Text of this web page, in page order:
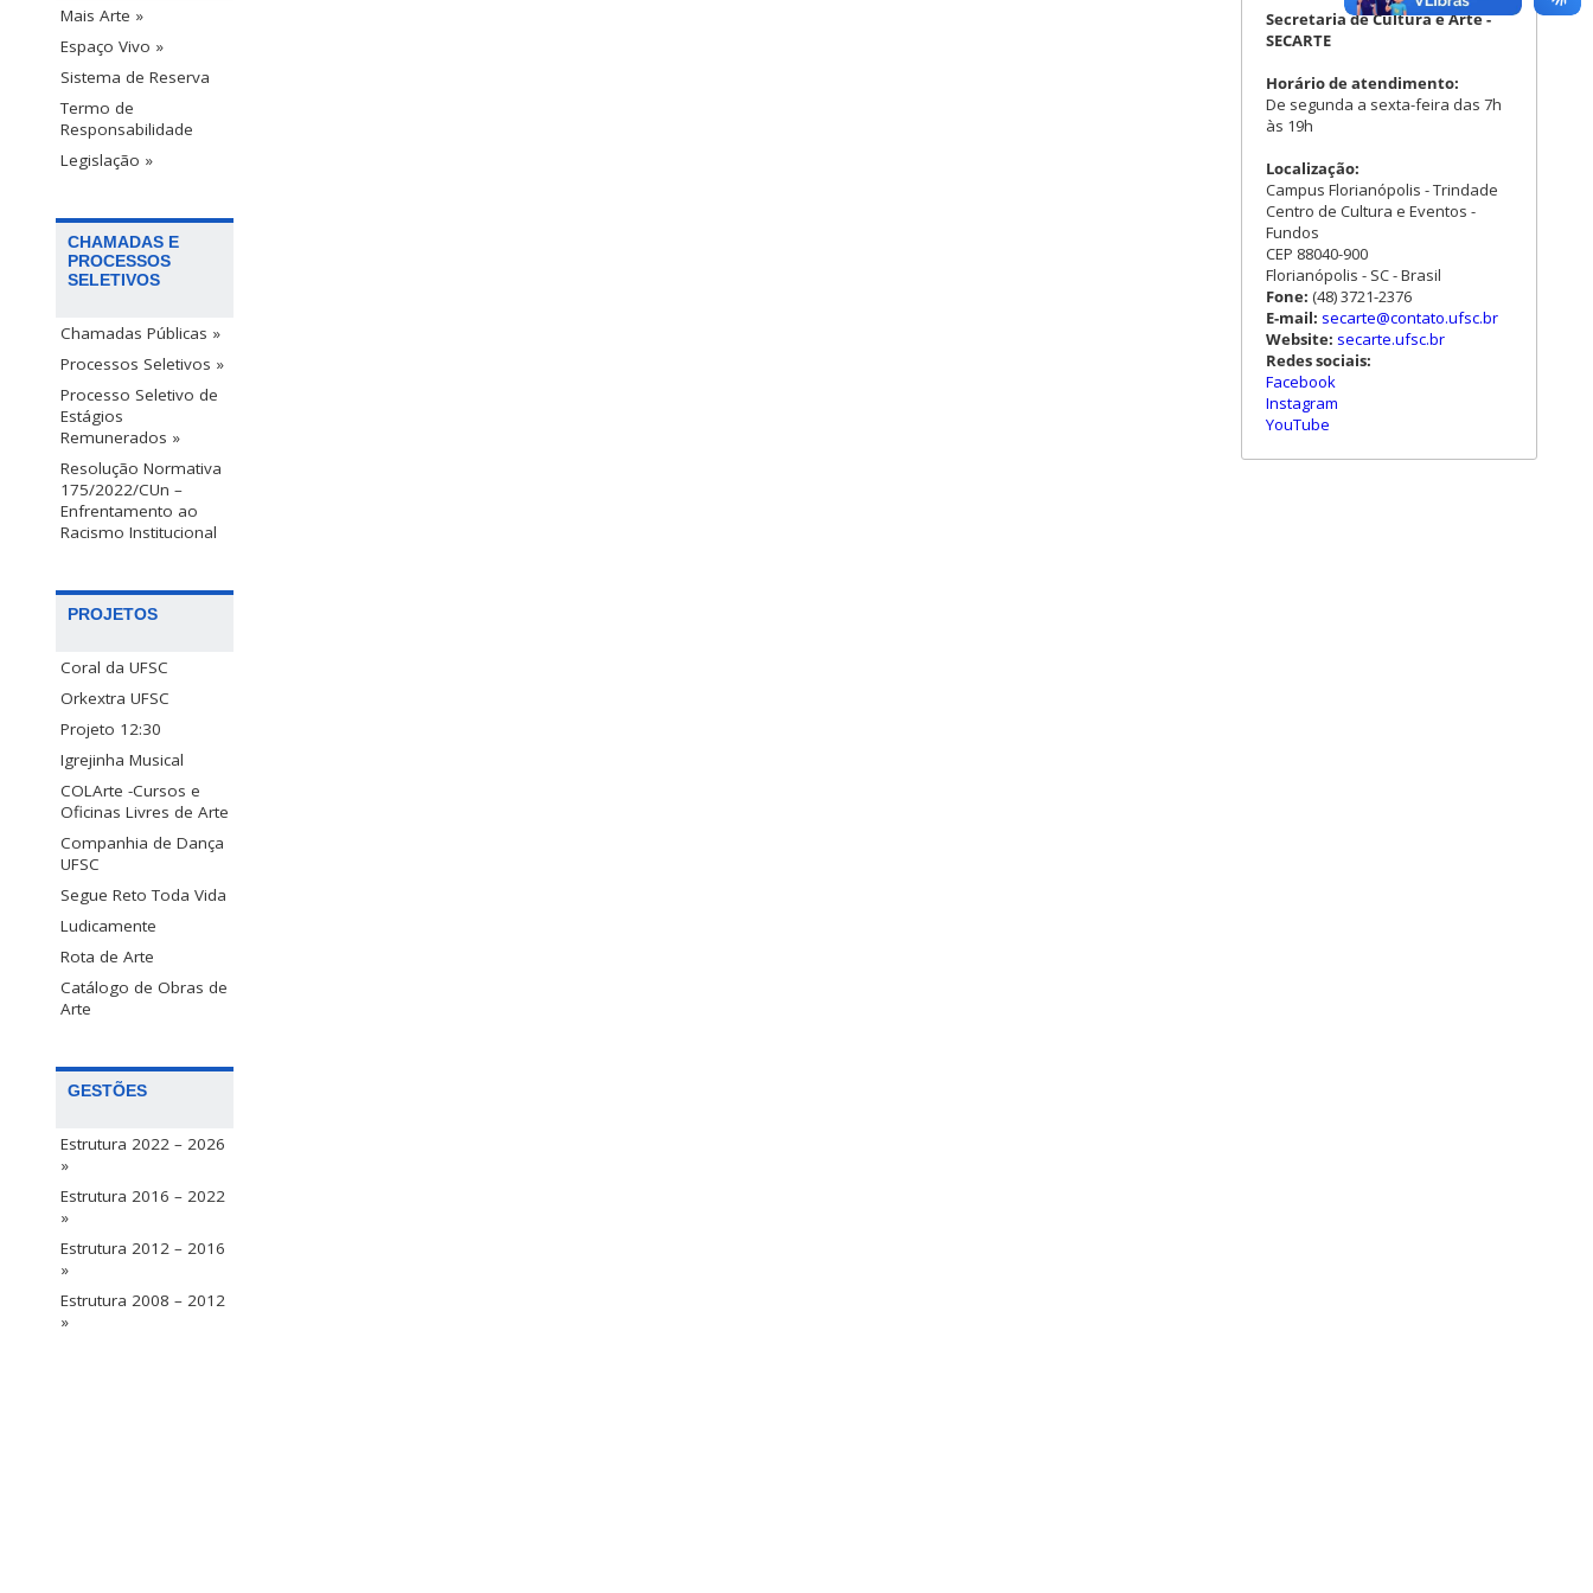
Mais Arte »
Espaço Vivo »
Sistema de Reserva
Termo de
Responsabilidade
Legislação »
CHAMADAS E
PROCESSOS
SELETIVOS
Chamadas Públicas »
Processos Seletivos »
Processo Seletivo de
Estágios
Remunerados »
Resolução Normativa
175/2022/CUn –
Enfrentamento ao
Racismo Institucional
PROJETOS
Coral da UFSC
Orkextra UFSC
Projeto 12:30
Igrejinha Musical
COLArte -Cursos e
Oficinas Livres de Arte
Companhia de Dança
UFSC
Segue Reto Toda Vida
Ludicamente
Rota de Arte
Catálogo de Obras de
Arte
GESTÕES
Estrutura 2022 – 2026
»
Estrutura 2016 – 2022
»
Estrutura 2012 – 2016
»
Estrutura 2008 – 2012
»
Secretaria de Cultura e Arte -
SECARTE
Horário de atendimento:
De segunda a sexta-feira das 7h
às 19h
Localização:
Campus Florianópolis - Trindade
Centro de Cultura e Eventos -
Fundos
CEP 88040-900
Florianópolis - SC - Brasil
Fone: (48) 3721-2376
E-mail: secarte@contato.ufsc.br
Website: secarte.ufsc.br
Redes sociais:
Facebook
Instagram
YouTube